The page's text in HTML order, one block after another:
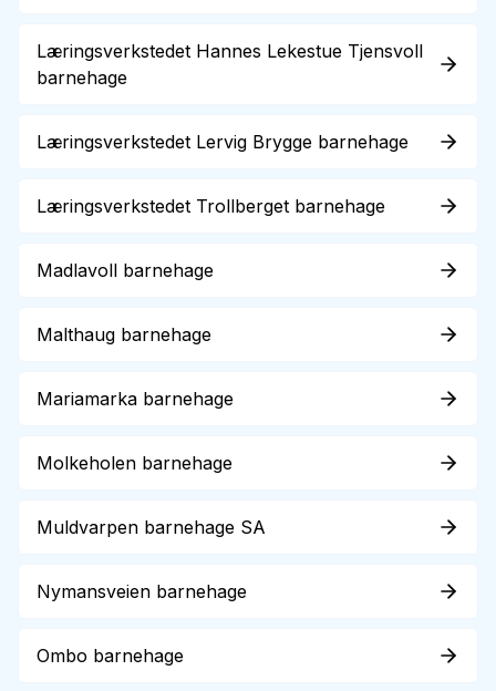
Læringsverkstedet Hannes Lekestue Tjensvoll
barnehage
Læringsverkstedet Lervig Brygge barnehage
Læringsverkstedet Trollberget barnehage
Madlavoll barnehage
Malthaug barnehage
Mariamarka barnehage
Molkeholen barnehage
Muldvarpen barnehage SA
Nymansveien barnehage
Ombo barnehage